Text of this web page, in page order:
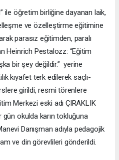
ile öğretim birliğine dayanan laik,
ve özelleştirme eğitimine
parasız eğitimden, paralı
Heinrich Pestalozz: “Eğitim
bir şey değildir.” yerine
kıyafet terk edilerek saçlı-
girildi, resmi törenlere
Merkezi eski adı ÇIRAKLIK
gün okulda karın tokluğuna
Danışman adıyla pedagojik
ve din görevlileri gönderildi.